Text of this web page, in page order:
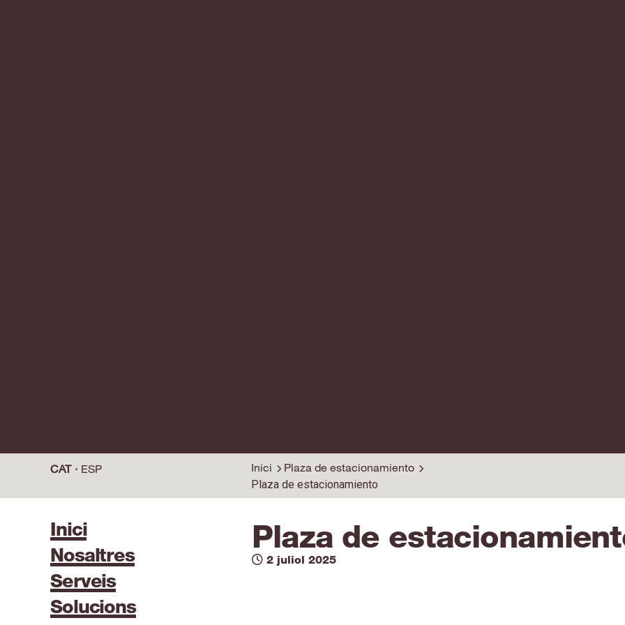
CAT ESP Inici Plaza de estacionamiento
Plaza de estacionamiento
Inici
Nosaltres
Serveis
Solucions
Plaza de
2 juliol 2025